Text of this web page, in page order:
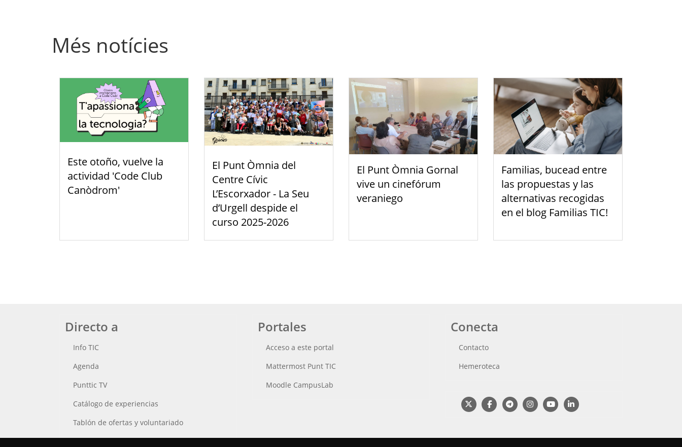
Més notícies
Este otoño, vuelve la
actividad 'Code Club
Canòdrom'
El Punt Òmnia del
Centre Cívic
L’Escorxador - La Seu
d’Urgell despide el
curso 2025-2026
El Punt Òmnia Gornal
vive un cinefórum
veraniego
Familias, bucead entre
las propuestas y las
alternativas recogidas
en el blog Familias TIC!
Directo a
Info TIC
Agenda
Punttic TV
Catálogo de experiencias
Tablón de ofertas y voluntariado
Busca tu Punt TIC
Portales
Acceso a este portal
Mattermost Punt TIC
Moodle CampusLab
Conecta
Contacto
Hemeroteca